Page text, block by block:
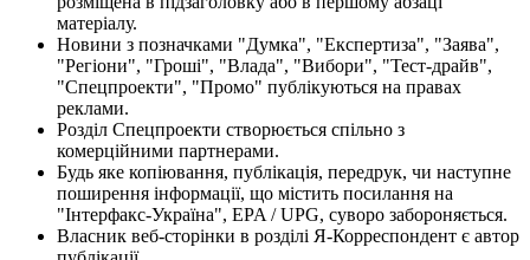
матеріалу.
Новини з позначками "Думка", "Експертиза", "Заява",
"Регіони", "Гроші", "Влада", "Вибори", "Тест-драйв",
"Спецпроекти", "Промо" публікуються на правах
реклами.
Розділ Спецпроекти створюється спільно з
комерційними партнерами.
Будь яке копіювання, публікація, передрук, чи наступне
поширення інформації, що містить посилання на
"Інтерфакс-Україна", EPA / UPG, суворо забороняється.
Власник веб-сторінки в розділі Я-Корреспондент є автор